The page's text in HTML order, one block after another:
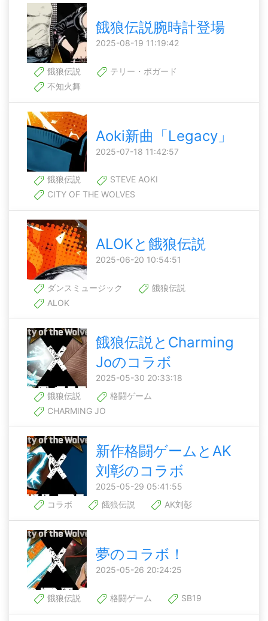
餓狼伝説腕時計登場
2025-08-19 11:19:42
餓狼伝説
テリー・ボガード
不知火舞
Aoki新曲「Legacy」
2025-07-18 11:42:57
餓狼伝説
STEVE AOKI
CITY OF THE WOLVES
ALOKと餓狼伝説
2025-06-20 10:54:51
ダンスミュージック
餓狼伝説
ALOK
餓狼伝説とCharming
Joのコラボ
2025-05-30 20:33:18
餓狼伝説
格闘ゲーム
CHARMING JO
新作格闘ゲームとAK
刘彰のコラボ
2025-05-29 05:41:55
コラボ
餓狼伝説 AK刘彰
夢のコラボ！
2025-05-26 20:24:25
餓狼伝説 格闘ゲーム SB19